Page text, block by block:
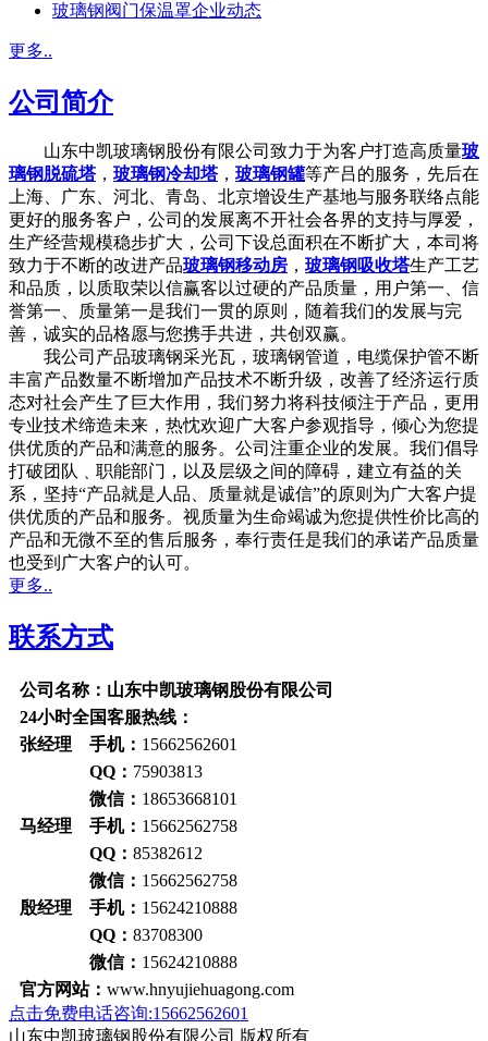
玻璃钢阀门保温罩企业动态
更多..
公司简介
山东中凯玻璃钢股份有限公司致力于为客户打造高质量玻
璃钢脱硫塔， 玻璃钢冷却塔， 玻璃钢罐等产吕的服务，先后在
上海、广东、河北、青岛、北京增设生产基地与服务联络点能
更好的服务客户，公司的发展离不开社会各界的支持与厚爱，
生产经营规模稳步扩大，公司下设总面积在不断扩大，本司将
致力于不断的改进产品玻璃钢移动房 ， 玻璃钢吸收塔生产工艺
和品质，以质取荣以信赢客以过硬的产品质量，用户第一、信
誉第一、质量第一是我们一贯的原则，随着我们的发展与完
善，诚实的品格愿与您携手共进，共创双赢。
我公司产品玻璃钢采光瓦，玻璃钢管道，电缆保护管不断
丰富产品数量不断增加产品技术不断升级，改善了经济运行质
态对社会产生了巨大作用，我们努力将科技倾注于产品，更用
专业技术缔造未来，热忱欢迎广大客户参观指导，倾心为您提
供优质的产品和满意的服务。公司注重企业的发展。我们倡导
打破团队﹑职能部门，以及层级之间的障碍，建立有益的关
系，坚持“产品就是人品、质量就是诚信”的原则为广大客户提
供优质的产品和服务。视质量为生命竭诚为您提供性价比高的
产品和无微不至的售后服务，奉行责任是我们的承诺产品质量
也受到广大客户的认可。
更多..
联系方式
公司名称：山东中凯玻璃钢股份有限公司
24小时全国客服热线：
张经理 手机： 15662562601
QQ： 75903813
微信： 18653668101
马经理 手机： 15662562758
QQ： 85382612
微信： 15662562758
殷经理 手机： 15624210888
QQ： 83708300
微信： 15624210888
官方网站： www.hnyujiehuagong.com
点击免费电话咨询:15662562601
山东中凯玻璃钢股份有限公司 版权所有